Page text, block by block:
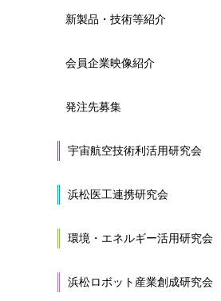
新製品・技術等紹介
会員企業映像紹介
発注先募集
宇宙航空技術利活用研究会
浜松医工連携研究会
環境・エネルギー活用研究会
浜松ロボット産業創成研究会